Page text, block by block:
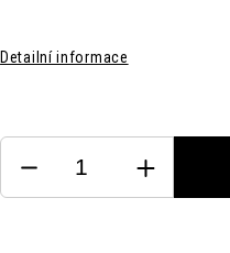
Detailní informace